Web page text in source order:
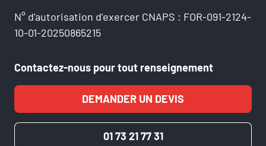
N° d’autorisation d’exercer CNAPS : FOR-091-2124-
10-01-20250865215
Contactez-nous pour tout renseignement
DEMANDER UN DEVIS
01 73 21 77 31